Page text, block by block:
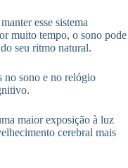
esse sistema
muito tempo, o sono pode
seu ritmo natural.
no sono e no relógio
maior exposição à luz
cerebral mais